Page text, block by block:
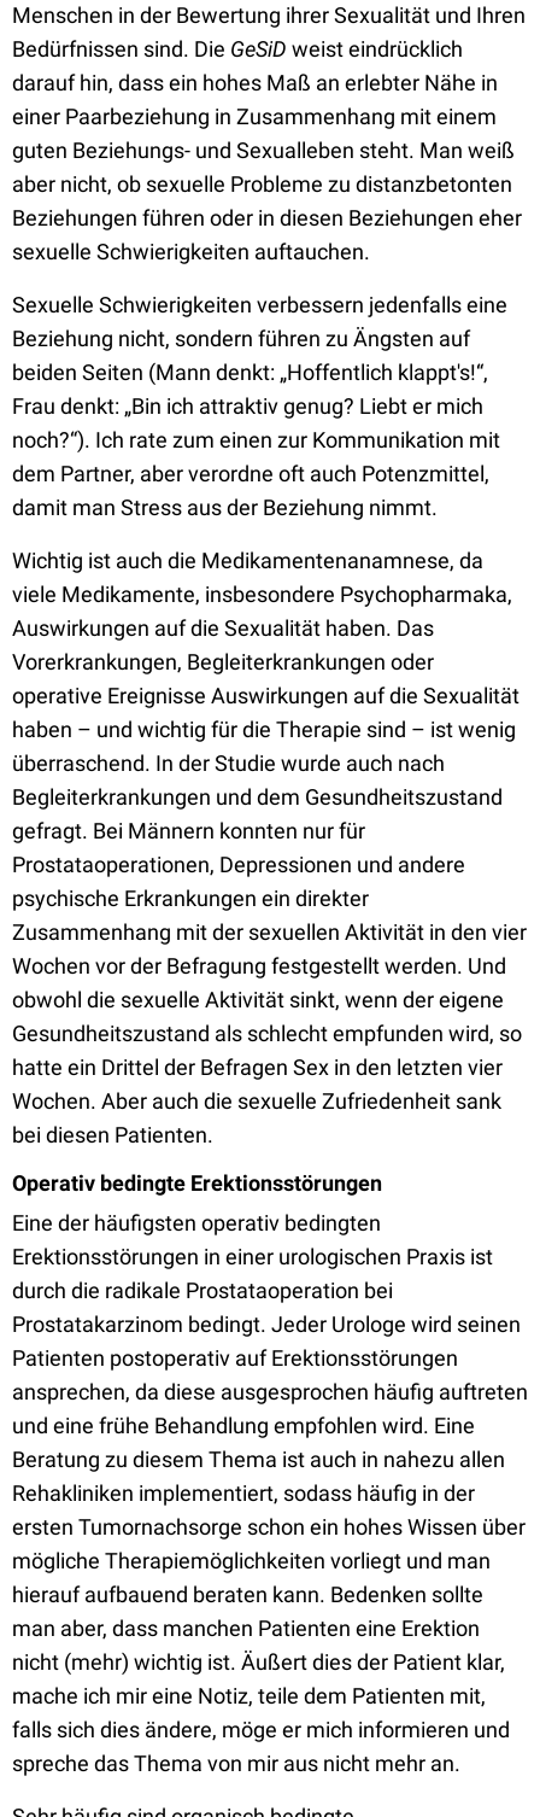
Menschen in der Bewertung ihrer Sexualität und Ihren
Bedürfnissen sind. Die GeSiD weist eindrücklich
darauf hin, dass ein hohes Maß an erlebter Nähe in
einer Paarbeziehung in Zusammenhang mit einem
guten Beziehungs- und Sexualleben steht. Man weiß
aber nicht, ob sexuelle Probleme zu distanzbetonten
Beziehungen führen oder in diesen Beziehungen eher
sexuelle Schwierigkeiten auftauchen.
Sexuelle Schwierigkeiten verbessern jedenfalls eine
Beziehung nicht, sondern führen zu Ängsten auf
beiden Seiten (Mann denkt: „Hoffentlich klappt's!“,
Frau denkt: „Bin ich attraktiv genug? Liebt er mich
noch?“). Ich rate zum einen zur Kommunikation mit
dem Partner, aber verordne oft auch Potenzmittel,
damit man Stress aus der Beziehung nimmt.
Wichtig ist auch die Medikamentenanamnese, da
viele Medikamente, insbesondere Psychopharmaka,
Auswirkungen auf die Sexualität haben. Das
Vorerkrankungen, Begleiterkrankungen oder
operative Ereignisse Auswirkungen auf die Sexualität
haben – und wichtig für die Therapie sind – ist wenig
überraschend. In der Studie wurde auch nach
Begleiterkrankungen und dem Gesundheitszustand
gefragt. Bei Männern konnten nur für
Prostataoperationen, Depressionen und andere
psychische Erkrankungen ein direkter
Zusammenhang mit der sexuellen Aktivität in den vier
Wochen vor der Befragung festgestellt werden. Und
obwohl die sexuelle Aktivität sinkt, wenn der eigene
Gesundheitszustand als schlecht empfunden wird, so
hatte ein Drittel der Befragen Sex in den letzten vier
Wochen. Aber auch die sexuelle Zufriedenheit sank
bei diesen Patienten.
Operativ bedingte Erektionsstörungen
Eine der häufigsten operativ bedingten
Erektionsstörungen in einer urologischen Praxis ist
durch die radikale Prostataoperation bei
Prostatakarzinom bedingt. Jeder Urologe wird seinen
Patienten postoperativ auf Erektionsstörungen
ansprechen, da diese ausgesprochen häufig auftreten
und eine frühe Behandlung empfohlen wird. Eine
Beratung zu diesem Thema ist auch in nahezu allen
Rehakliniken implementiert, sodass häufig in der
ersten Tumornachsorge schon ein hohes Wissen über
mögliche Therapiemöglichkeiten vorliegt und man
hierauf aufbauend beraten kann. Bedenken sollte
man aber, dass manchen Patienten eine Erektion
nicht (mehr) wichtig ist. Äußert dies der Patient klar,
mache ich mir eine Notiz, teile dem Patienten mit,
falls sich dies ändere, möge er mich informieren und
spreche das Thema von mir aus nicht mehr an.